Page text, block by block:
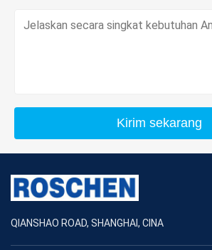
Kirim sekarang
QIANSHAO ROAD, SHANGHAI, CINA